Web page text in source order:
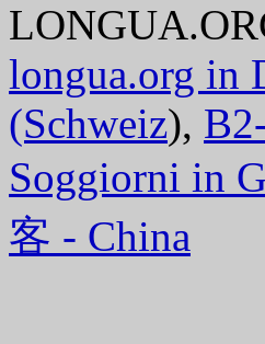
longua.org in
(Schweiz),
Soggiorni in
客 - China